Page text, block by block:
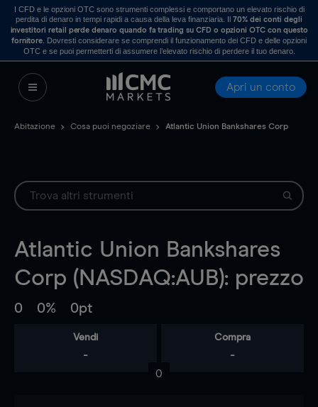
I CFD e le opzioni OTC sono strumenti complessi e comportano un elevato rischio di
perdita di denaro in tempi rapidi a causa della leva finanziaria. Il70% dei conti degli
investitori retail perde denaro quando fa trading su CFD o opzioni OTC con questo
fornitore . Dovresti considerare se comprendi il funzionamento dei CFD e delle opzioni
OTC e se puoi permetterti di assumere l’elevato rischio di perdere il tuo denaro.
Apri un conto
Abitazione Cosa puoi negoziare Atlantic Union Bankshares Corp
Atlantic Union Bankshares
Corp (NASDAQ:AUB): prezzo
0 0% 0pt
Vendi
-
Compra
-
0